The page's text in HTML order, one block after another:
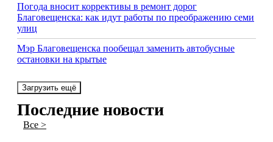
Погода вносит коррективы в ремонт дорог
Благовещенска: как идут работы по преображению семи
улиц
Мэр Благовещенска пообещал заменить автобусные
остановки на крытые
Загрузить ещё
Последние новости
Все >